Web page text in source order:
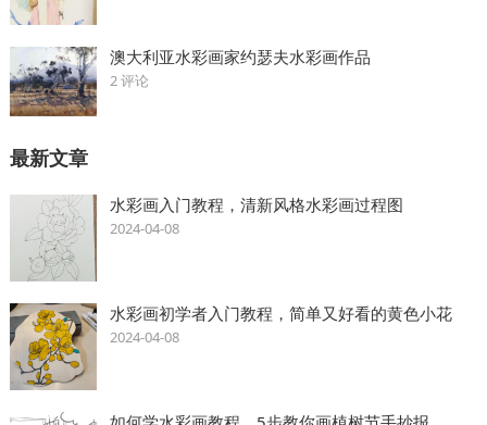
澳大利亚水彩画家约瑟夫水彩画作品
2 评论
最新文章
水彩画入门教程，清新风格水彩画过程图
2024-04-08
水彩画初学者入门教程，简单又好看的黄色小花
2024-04-08